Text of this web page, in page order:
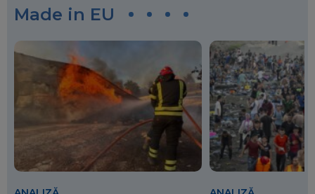
Made in EU